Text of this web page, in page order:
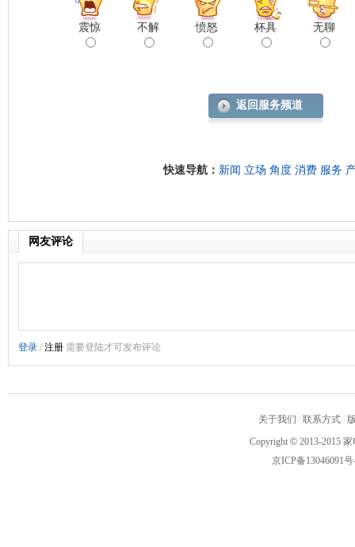
震惊 不解 愤怒 杯具 无聊
返回服务频道
快速导航： 新闻 立场 角度 消费 服务
网友评论
关于我们 联系方式
Copyright © 2013-2015
京ICP备13046091号